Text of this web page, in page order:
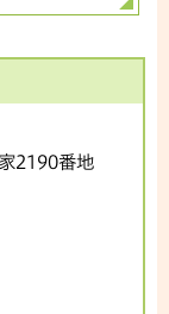
2190番地